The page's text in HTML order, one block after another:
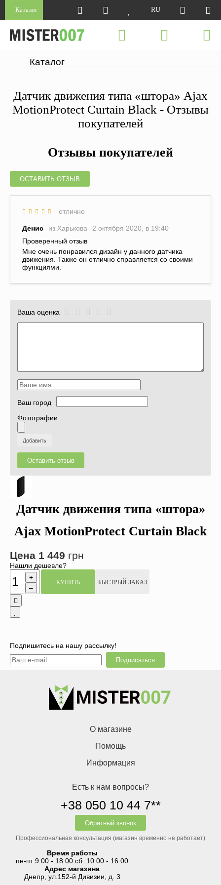
Каталог RU
Каталог
Датчик движения типа «штора» Ajax
MotionProtect Curtain Black - Отзывы
покупателей
Отзывы покупателей
ОСТАВИТЬ ОТЗЫВ
отлично
Денис из Харькова
2 октября 2020, в 19:40
Проверенный отзыв
Мне очень понравился дизайн у данного датчика
движения. Также он отлично справляется со своими
функциями.
Ваша оценка
Ваш город
Фотографии
Добавить
Оставить отзыв
Датчик движения типа «штора»
Ajax MotionProtect Curtain Black
Цена 1 449 грн
Нашли дешевле?
+
–
КУПИТЬ БЫСТРЫЙ ЗАКАЗ
Подпишитесь на нашу рассылку!
Подписаться
О магазине
Помощь
Информация
Есть к нам вопросы?
+38 050 10 44 7**
Обратный звонок
Профессиональная консультация (магазин временно не работает)
Время работы
пн-пт 9:00 - 18:00 сб. 10:00 - 16:00
Адрес магазина
Днепр, ул.152-й Дивизии, д. 3